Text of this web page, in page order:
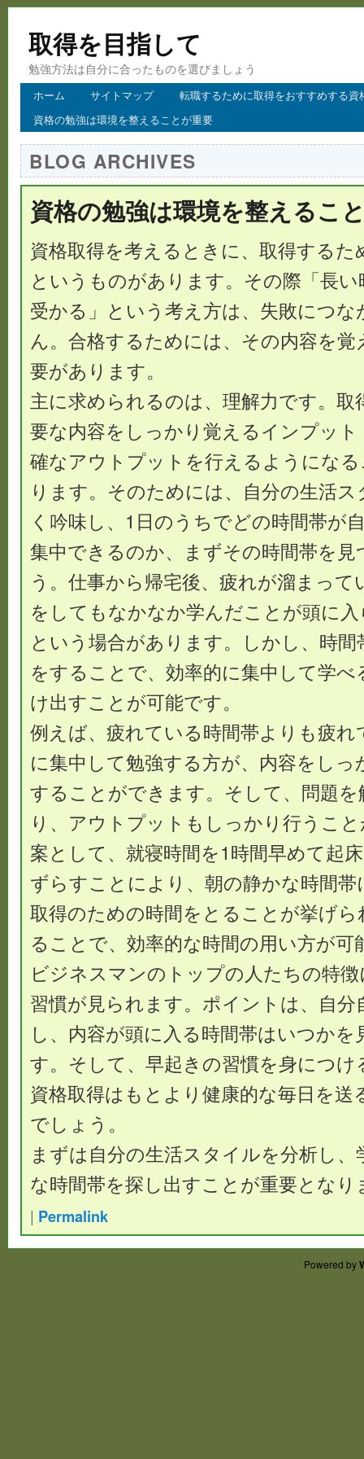
取得を目指して
勉強方法は自分に合ったものを選びましょう
ホーム サイトマップ
転職するために取得をおすすめする資
資格の勉強は環境を整えることが重要
BLOG ARCHIVES
資格の勉強は環境を整えるこ
資格取得を考えるときに、取得するた
というものがあります。その際「長
受かる」という考え方は、失敗につ
ん。合格するためには、その内容を
要があります。
主に求められるのは、理解力です。取
要な内容をしっかり覚えるインプッ
確なアウトプットを行えるようにな
ります。そのためには、自分の生活
く吟味し、1日のうちでどの時間帯が
集中できるのか、まずその時間帯を
う。仕事から帰宅後、疲れが溜まって
をしてもなかなか学んだことが頭に
という場合があります。しかし、時
をすることで、効率的に集中して学べ
け出すことが可能です。
例えば、疲れている時間帯よりも疲れ
に集中して勉強する方が、内容をし
することができます。そして、問題
り、アウトプットもしっかり行うこ
案として、就寝時間を1時間早めて起
ずらすことにより、朝の静かな時間帯
取得のための時間をとることが挙げ
ることで、効率的な時間の用い方が可
ビジネスマンのトップの人たちの特
習慣が見られます。ポイントは、自分
し、内容が頭に入る時間帯はいつか
す。そして、早起きの習慣を身につ
資格取得はもとより健康的な毎日を送
でしょう。
まずは自分の生活スタイルを分析し
な時間帯を探し出すことが重要となり
| Permalink
Powered by